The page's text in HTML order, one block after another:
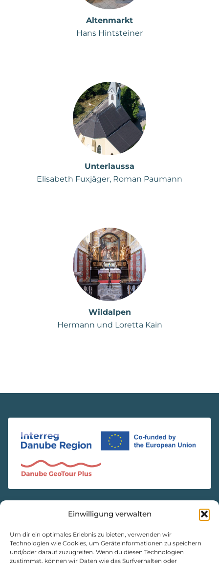
Einwilligung verwalten
Um dir ein optimales Erlebnis zu bieten, verwenden wir
Technologien wie Cookies, um Geräteinformationen zu speichern
und/oder darauf zuzugreifen. Wenn du diesen Technologien
zustimmst, können wir Daten wie das Surfverhalten oder
Altenmarkt
Hans Hintsteiner
Unterlaussa
Elisabeth Fuxjäger, Roman Paumann
Wildalpen
Hermann und Loretta Kain
Natur- und Geopark Steirische Eisenwurzen GmbH
8933 St. Gallen, Markt 35